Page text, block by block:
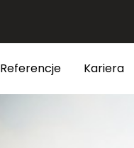
Referencje Kariera